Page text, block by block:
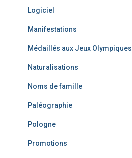
Logiciel
Manifestations
Médaillés aux Jeux Olympiques
Naturalisations
Noms de famille
Paléographie
Pologne
Promotions